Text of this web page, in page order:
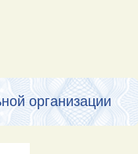
организации